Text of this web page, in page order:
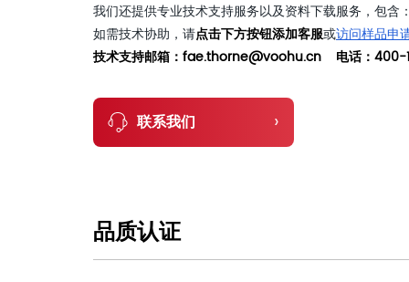
我们还提供专业技术支持服务以及资料下载服务，包
如需技术协助，请点击下方按钮添加客服或访问样品申
技术支持邮箱：fae.thorne@voohu.cn 电话：400-
联系我们 ›
品质认证